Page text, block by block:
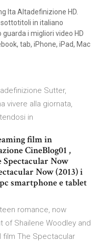
Ita Altadefinizione HD.
in italiano
i migliori video HD
tab, iPhone, iPad, Mac
Sutter,
vivere alla giornata,
in
film in
CineBlog01 ,
Spectacular Now
Now (2013) i
smartphone e tablet
romance, now
of Shailene Woodley and
film The Spectacular